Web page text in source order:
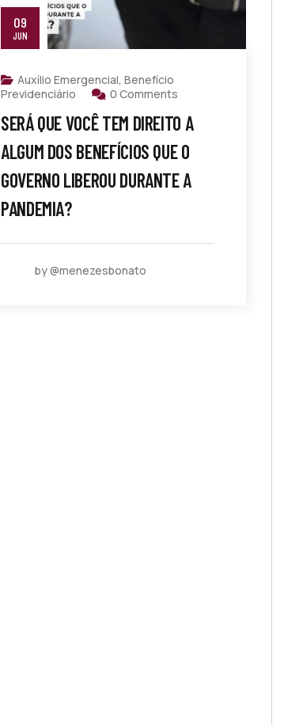
09
JUN
Auxílio Emergencial, Benefício
Previdenciário
0 Comments
SERÁ QUE VOCÊ TEM DIREITO A
ALGUM DOS BENEFÍCIOS QUE O
GOVERNO LIBEROU DURANTE A
PANDEMIA?
by @menezesbonato